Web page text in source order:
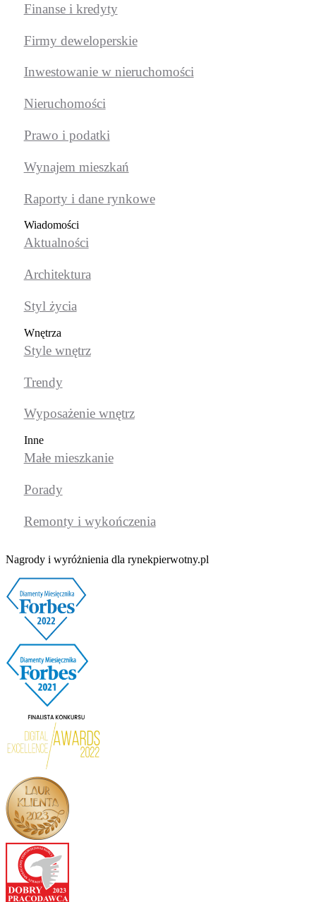
Finanse i kredyty
Firmy deweloperskie
Inwestowanie w nieruchomości
Nieruchomości
Prawo i podatki
Wynajem mieszkań
Raporty i dane rynkowe
Wiadomości
Aktualności
Architektura
Styl życia
Wnętrza
Style wnętrz
Trendy
Wyposażenie wnętrz
Inne
Małe mieszkanie
Porady
Remonty i wykończenia
Nagrody i wyróżnienia dla rynekpierwotny.pl